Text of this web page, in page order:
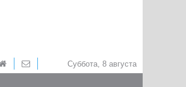
Суббота, 8 августа